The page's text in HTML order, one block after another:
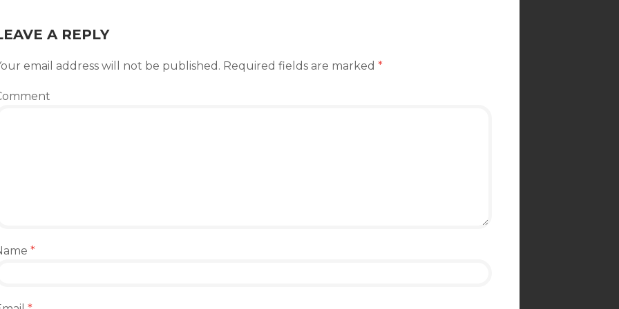
A REPLY
email address will not be published. Required fields are marked *
*